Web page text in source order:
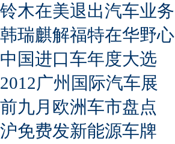
铃木在美退出汽车业务
韩瑞麒解福特在华野心
中国进口车年度大选
2012广州国际汽车展
前九月欧洲车市盘点
沪免费发新能源车牌